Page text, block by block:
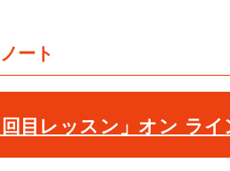
ート
回目レッスン」オン ラ